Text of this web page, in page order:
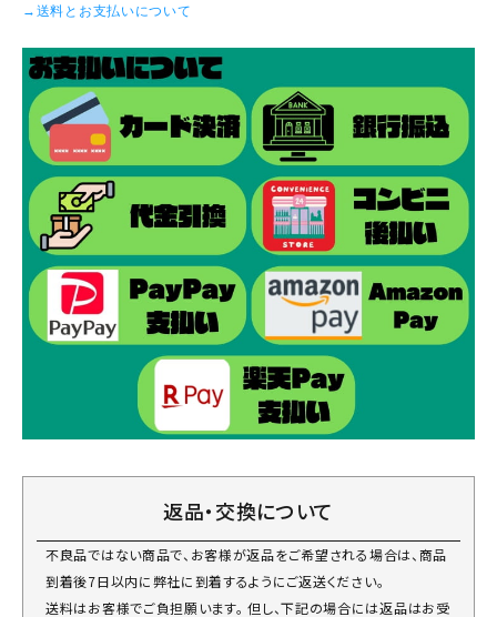
→送料とお支払いについて
返品・交換について
不良品ではない商品で、お客様が返品をご希望される場合は、商品
到着後7日以内に弊社に到着するようにご返送ください。
送料はお客様でご負担願います。 但し、下記の場合には返品はお受